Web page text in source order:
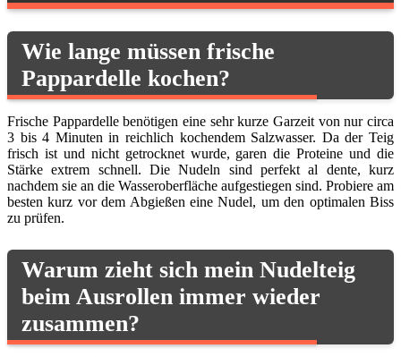
Wie lange müssen frische
Pappardelle kochen?
Frische Pappardelle benötigen eine sehr kurze Garzeit von nur circa
3 bis 4 Minuten in reichlich kochendem Salzwasser. Da der Teig
frisch ist und nicht getrocknet wurde, garen die Proteine und die
Stärke extrem schnell. Die Nudeln sind perfekt al dente, kurz
nachdem sie an die Wasseroberfläche aufgestiegen sind. Probiere am
besten kurz vor dem Abgießen eine Nudel, um den optimalen Biss
zu prüfen.
Warum zieht sich mein Nudelteig
beim Ausrollen immer wieder
zusammen?